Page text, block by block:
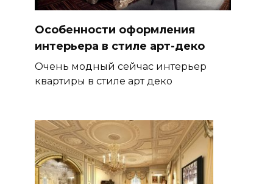
Особенности оформления
интерьера в стиле арт-деко
Очень модный сейчас интерьер
квартиры в стиле арт деко